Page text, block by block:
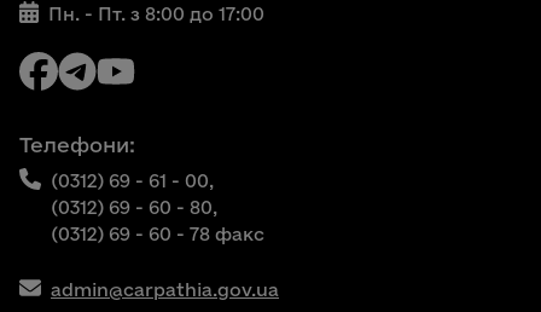
Пн. - Пт. з 8:00 до 17:00
Телефони:
(0312) 69 - 61 - 00,
(0312) 69 - 60 - 80,
(0312) 69 - 60 - 78 факс
admin@carpathia.gov.ua